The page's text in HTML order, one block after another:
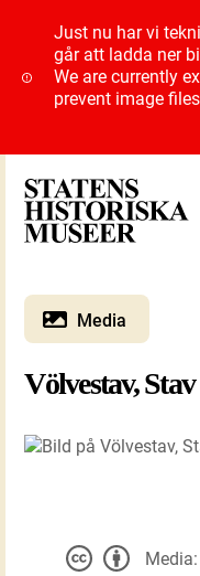
Just nu har vi
går att ladda ner
We are currently
prevent image
Media
Völvestav, Stav